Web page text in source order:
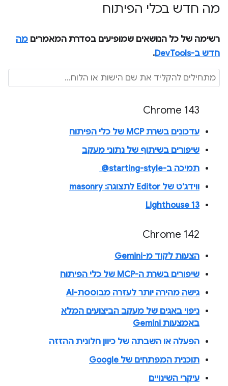
מה חדש בכלי הפיתוח
רשימה של כל הנושאים שמופיעים בסדרת המאמרים מה
חדש ב-DevTools
.
Chrome 143
עדכונים בשרת MCP של כלי הפיתוח
שיפורים בשיתוף של נתוני מעקב
תמיכה ב-‎ @starting-style
ווידג'ט של Editor לתצוגה: masonry
Lighthouse 13
Chrome 142
הצעות לקוד מ-Gemini
שיפורים בשרת ה-MCP של כלי הפיתוח
גישה מהירה יותר לעזרה מבוססת-AI
ניפוי באגים של מעקב הביצועים המלא
באמצעות Gemini
הפעלה או השבתה של כיוון חלונית ההזזה
תוכנית המפתחים של Google
עיקרי השינויים